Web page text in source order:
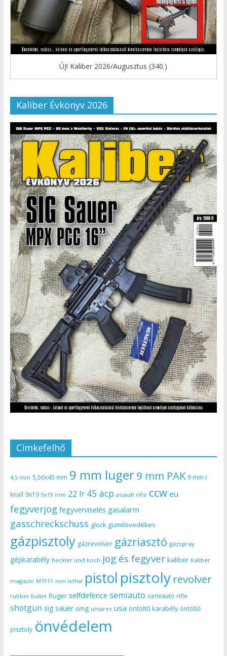
ÚJ! Kaliber 2026/Augusztus (340.)
Kaliber Évkönyv 2026
Címkefelhő
4,5 mm 5,56x45 mm 9 mm luger9 mm PAK 9 mm r
knall 9x19 9x19 mm 22 lr 45 acp assault rifle ccw eu
fegyverjog fegyverviselés gasalarm
gasschreckschuss glock gumilövedékes
gázpisztoly gázrevolver gázriasztó gázspray
gépkarabély heckler und koch jog és fegyver kaliber Kaliber
magazin M1911 non lethal pistol pisztoly revolver
rubber bullet Ruger selfdefence semiauto semiauto rifle
shotgun sig sauer smg umarex usa öntöltő karabély öntöltő
pisztoly önvédelem